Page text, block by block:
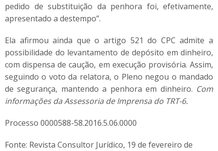
pedido de substituição da penhora foi, efetivamente,
apresentado a destempo”.
Ela afirmou ainda que o artigo 521 do CPC admite a
possibilidade do levantamento de depósito em dinheiro,
com dispensa de caução, em execução provisória. Assim,
seguindo o voto da relatora, o Pleno negou o mandado
de segurança, mantendo a penhora em dinheiro. Com
informações da Assessoria de Imprensa do TRT-6.
Processo 0000588-58.2016.5.06.0000
Fonte: Revista Consultor Jurídico, 19 de fevereiro de